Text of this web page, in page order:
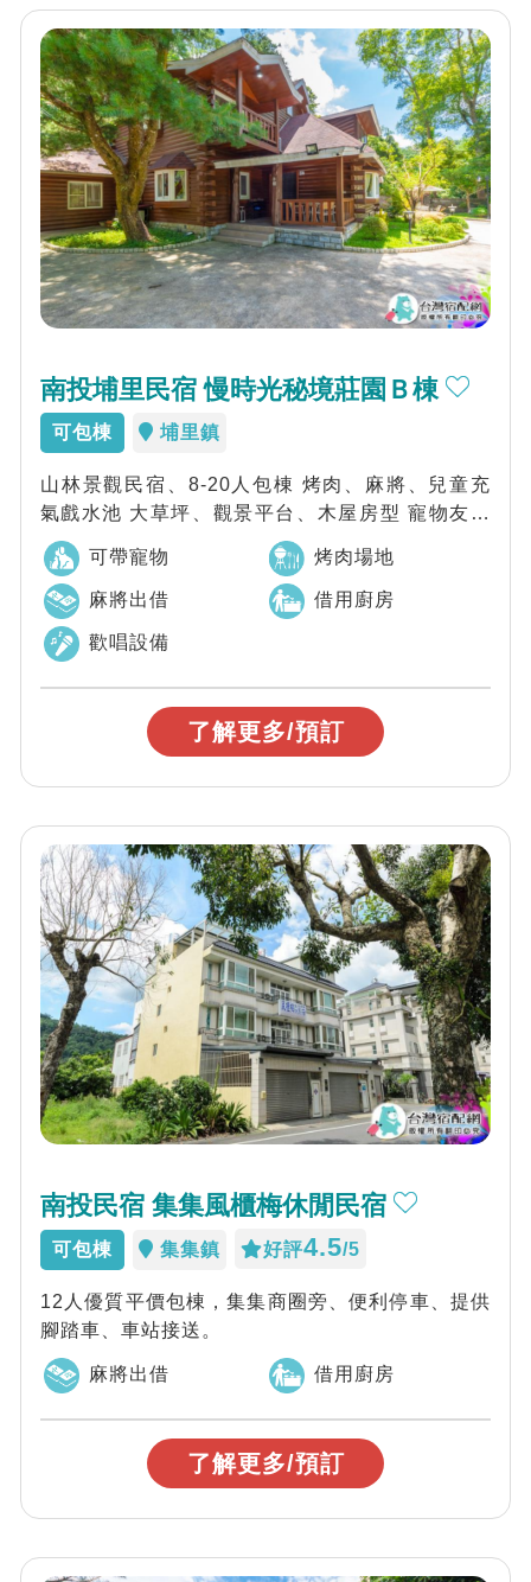
南投埔里民宿 慢時光秘境莊園Ｂ棟
可包棟 埔里鎮
山林景觀民宿、8-20人包棟 烤肉、麻將、兒童充
氣戲水池 大草坪、觀景平台、木屋房型 寵物友善
民宿
可帶寵物 烤肉場地
麻將出借 借用廚房
歡唱設備
了解更多/預訂
南投民宿 集集風櫃梅休閒民宿
可包棟 集集鎮 好評4.5/5
12人優質平價包棟，集集商圈旁、便利停車、提供
腳踏車、車站接送。
麻將出借 借用廚房
了解更多/預訂